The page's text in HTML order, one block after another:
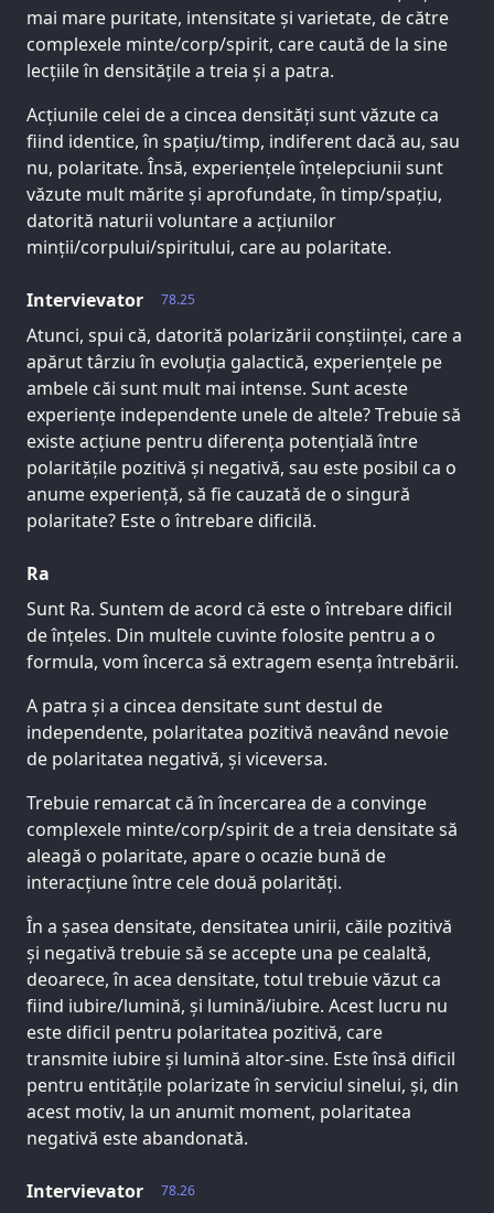
mai mare puritate, intensitate și varietate, de către
complexele minte/corp/spirit, care caută de la sine
lecțiile în densitățile a treia și a patra.
Acțiunile celei de a cincea densități sunt văzute ca
fiind identice, în spațiu/timp, indiferent dacă au, sau
nu, polaritate. Însă, experiențele înțelepciunii sunt
văzute mult mărite și aprofundate, în timp/spațiu,
datorită naturii voluntare a acțiunilor
minții/corpului/spiritului, care au polaritate.
78.25
Intervievator
Atunci, spui că, datorită polarizării conștiinței, care a
apărut târziu în evoluția galactică, experiențele pe
ambele căi sunt mult mai intense. Sunt aceste
experiențe independente unele de altele? Trebuie să
existe acțiune pentru diferența potențială între
polaritățile pozitivă și negativă, sau este posibil ca o
anume experiență, să fie cauzată de o singură
polaritate? Este o întrebare dificilă.
Ra
Sunt Ra. Suntem de acord că este o întrebare dificil
de înțeles. Din multele cuvinte folosite pentru a o
formula, vom încerca să extragem esența întrebării.
A patra și a cincea densitate sunt destul de
independente, polaritatea pozitivă neavând nevoie
de polaritatea negativă, și viceversa.
Trebuie remarcat că în încercarea de a convinge
complexele minte/corp/spirit de a treia densitate să
aleagă o polaritate, apare o ocazie bună de
interacțiune între cele două polarități.
În a șasea densitate, densitatea unirii, căile pozitivă
și negativă trebuie să se accepte una pe cealaltă,
deoarece, în acea densitate, totul trebuie văzut ca
fiind iubire/lumină, și lumină/iubire. Acest lucru nu
este dificil pentru polaritatea pozitivă, care
transmite iubire și lumină altor-sine. Este însă dificil
pentru entitățile polarizate în serviciul sinelui, și, din
acest motiv, la un anumit moment, polaritatea
negativă este abandonată.
78.26
Intervievator